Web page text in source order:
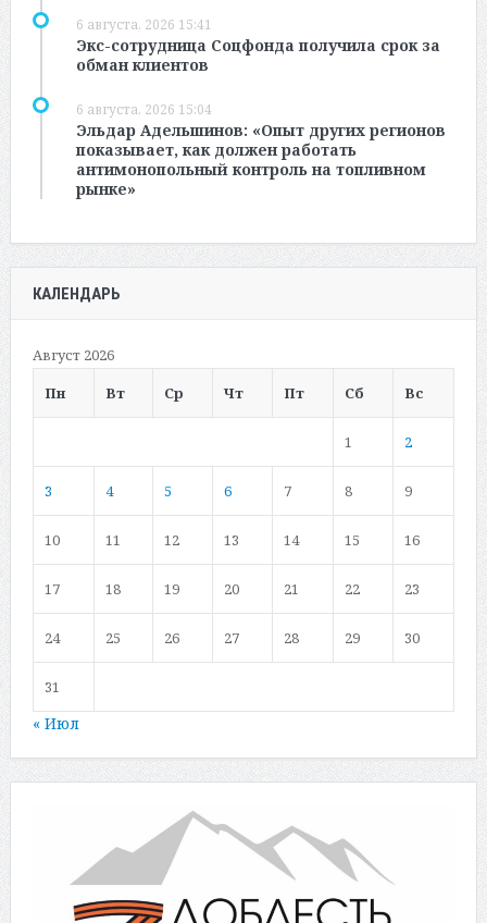
6 августа, 2026 15:41
Экс-сотрудница Соцфонда получила срок за
обман клиентов
6 августа, 2026 15:04
Эльдар Адельшинов: «Опыт других регионов
показывает, как должен работать
антимонопольный контроль на топливном
рынке»
КАЛЕНДАРЬ
Август 2026
Пн
Вт Ср Чт Пт Сб Вс
1 2
3 4 5 6 7 8 9
10 11 12 13 14 15 16
17 18 19 20 21 22 23
24 25 26 27 28 29 30
31
« Июл